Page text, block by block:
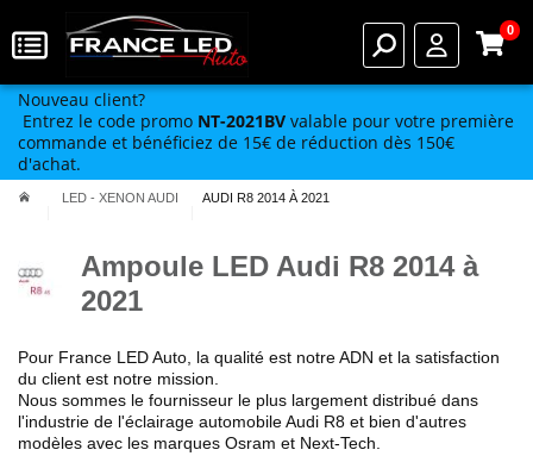
0
Nouveau client?
Entrez le code promo NT-2021BV valable pour votre première
commande et bénéficiez de 15€ de réduction dès 150€
d'achat.
LED - XENON AUDI AUDI R8 2014 À 2021
Ampoule LED Audi R8 2014 à
2021
Pour France LED Auto, la qualité est notre ADN et la satisfaction
du client est notre mission.
Nous sommes le fournisseur le plus largement distribué dans
l'industrie de l'éclairage automobile Audi R8 et bien d'autres
modèles avec les marques Osram et Next-Tech.